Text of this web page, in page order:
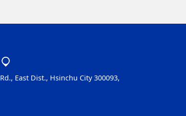
East Dist., Hsinchu City 300093,